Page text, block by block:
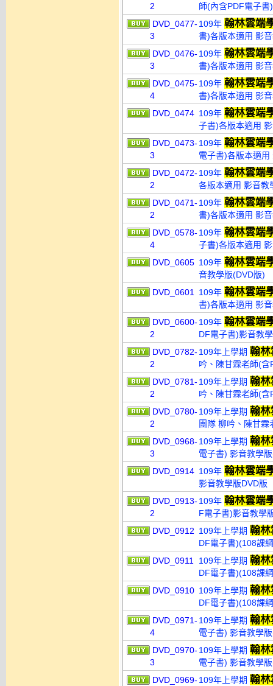
2
師(內含PDF電子
DVD_0477-
3
109年 翰林雲端
書)各版本適用 影
DVD_0476-
3
109年 翰林雲端
書)各版本適用 影
DVD_0475-
4
109年 翰林雲端
書)各版本適用 影
DVD_0474 109年 翰林雲端
子書)各版本適用
DVD_0473-
3
109年 翰林雲端
電子書)各版本適
DVD_0472-
2
109年 翰林雲端
各版本適用 影音教
DVD_0471-
2
109年 翰林雲端
書)各版本適用 影
DVD_0578-
4
109年 翰林雲端
子書)各版本適用
DVD_0605 109年 翰林雲端
音教學版(DVD版)
DVD_0601
109年 翰林雲端
書)各版本適用 影
DVD_0600-
2
109年 翰林雲端
DF電子書)影音教
DVD_0782-
2
109年上學期 翰林
吟、陳甘霖老師(
DVD_0781-
2
109年上學期 翰林
吟、陳甘霖老師(
DVD_0780-
2
109年上學期 翰林
團隊 柳吟、陳甘
DVD_0968-
3
109年上學期 翰林
電子書) 影音教學
DVD_0914 109年 翰林雲端
影音教學版DVD版
DVD_0913-
2
109年 翰林雲端
F電子書)影音教學
DVD_0912 109年上學期 翰林
DF電子書)(108課
DVD_0911
109年上學期 翰林
DF電子書)(108課
DVD_0910 109年上學期 翰林
DF電子書)(108課
DVD_0971-
4
109年上學期 翰林
電子書) 影音教學
DVD_0970-
3
109年上學期 翰林
電子書) 影音教學
DVD_0969- 109年上學期 翰林